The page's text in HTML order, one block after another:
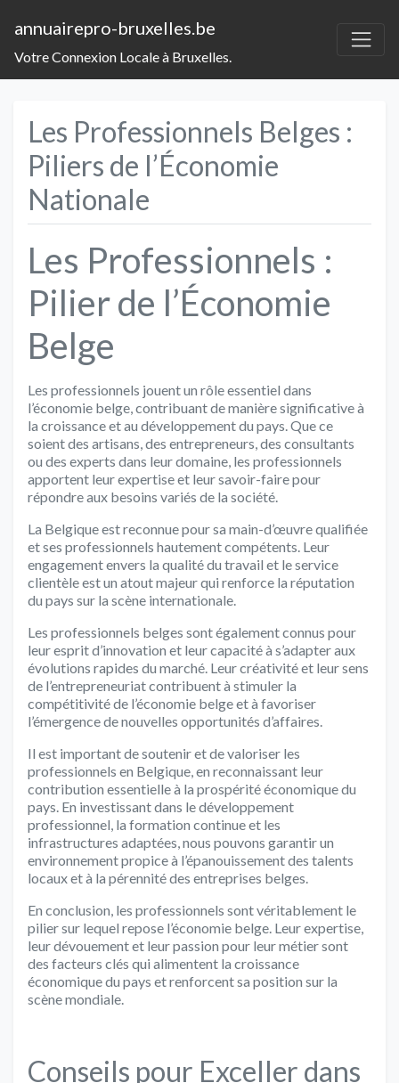
annuairepro-bruxelles.be
Votre Connexion Locale à Bruxelles.
Les Professionnels Belges :
Piliers de l’Économie
Nationale
Les Professionnels :
Pilier de l’Économie
Belge
Les professionnels jouent un rôle essentiel dans
l’économie belge, contribuant de manière significative à
la croissance et au développement du pays. Que ce
soient des artisans, des entrepreneurs, des consultants
ou des experts dans leur domaine, les professionnels
apportent leur expertise et leur savoir-faire pour
répondre aux besoins variés de la société.
La Belgique est reconnue pour sa main-d’œuvre qualifiée
et ses professionnels hautement compétents. Leur
engagement envers la qualité du travail et le service
clientèle est un atout majeur qui renforce la réputation
du pays sur la scène internationale.
Les professionnels belges sont également connus pour
leur esprit d’innovation et leur capacité à s’adapter aux
évolutions rapides du marché. Leur créativité et leur sens
de l’entrepreneuriat contribuent à stimuler la
compétitivité de l’économie belge et à favoriser
l’émergence de nouvelles opportunités d’affaires.
Il est important de soutenir et de valoriser les
professionnels en Belgique, en reconnaissant leur
contribution essentielle à la prospérité économique du
pays. En investissant dans le développement
professionnel, la formation continue et les
infrastructures adaptées, nous pouvons garantir un
environnement propice à l’épanouissement des talents
locaux et à la pérennité des entreprises belges.
En conclusion, les professionnels sont véritablement le
pilier sur lequel repose l’économie belge. Leur expertise,
leur dévouement et leur passion pour leur métier sont
des facteurs clés qui alimentent la croissance
économique du pays et renforcent sa position sur la
scène mondiale.
Conseils pour Exceller dans